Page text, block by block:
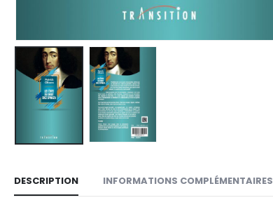
DESCRIPTION INFORMATIONS COMPLÉMENTAIRES